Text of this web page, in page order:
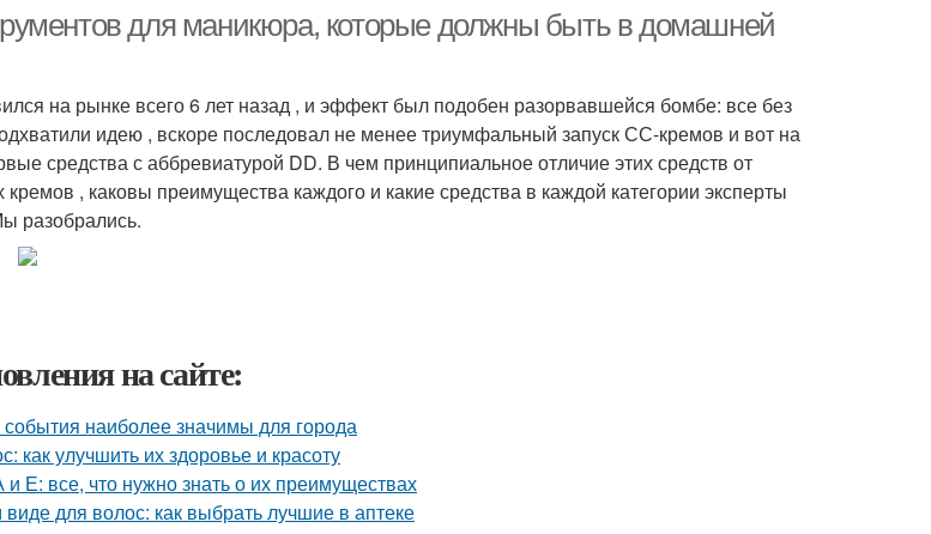
для маникюра, которые должны быть в домашней
на рынке всего 6 лет назад , и эффект был подобен разорвавшейся бомбе: все без
идею , вскоре последовал не менее триумфальный запуск СС-кремов и вот на
средства с аббревиатурой DD. В чем принципиальное отличие этих средств от
, каковы преимущества каждого и какие средства в каждой категории эксперты
разобрались.
на сайте:
события наиболее значимы для города
как улучшить их здоровье и красоту
Е: все, что нужно знать о их преимуществах
для волос: как выбрать лучшие в аптеке